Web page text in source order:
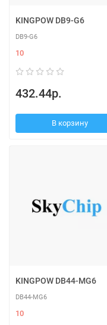
KINGPOW DB9-G6
DB9-G6
10
432.44р.
В корзину
KINGPOW DB44-MG6
DB44-MG6
10